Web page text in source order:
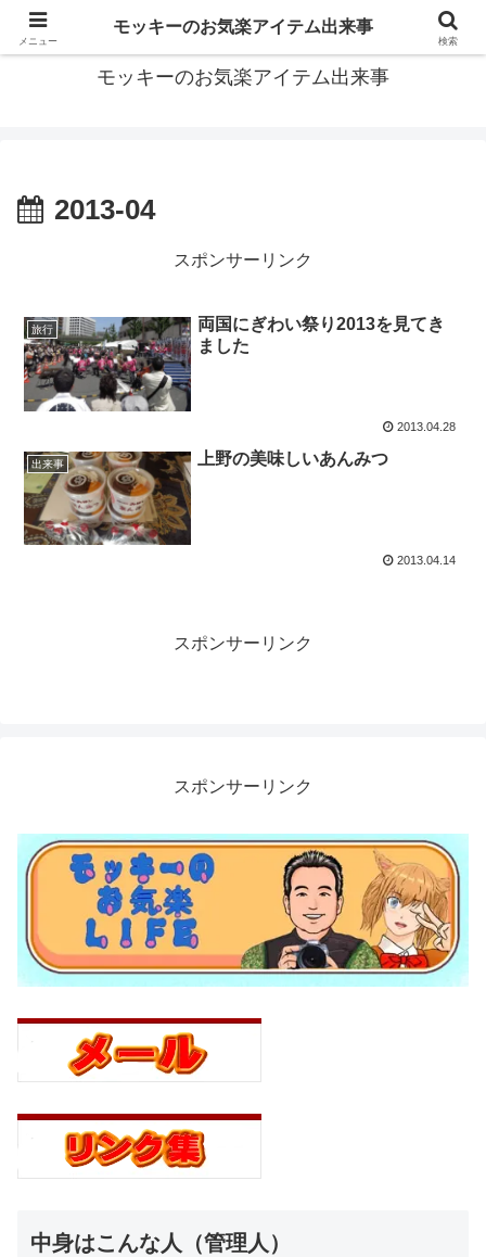
モッキーがお届けする便利なアイテムや面白い出来事などをご紹介
モッキーのお気楽アイテム出来事
2013-04
スポンサーリンク
旅行
両国にぎわい祭り2013を見てき
ました
2013.04.28
出来事 上野の美味しいあんみつ
2013.04.14
スポンサーリンク
スポンサーリンク
中身はこんな人（管理人）
メニュー
モッキーのお気楽アイテム出来事
検索